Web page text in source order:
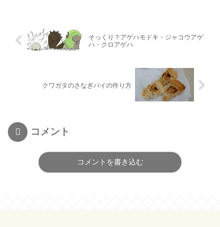
そっくり？アゲハモドキ・ジャコウアゲ
ハ・クロアゲハ
クワガタのさなぎパイの作り方
コメント
コメントを書き込む